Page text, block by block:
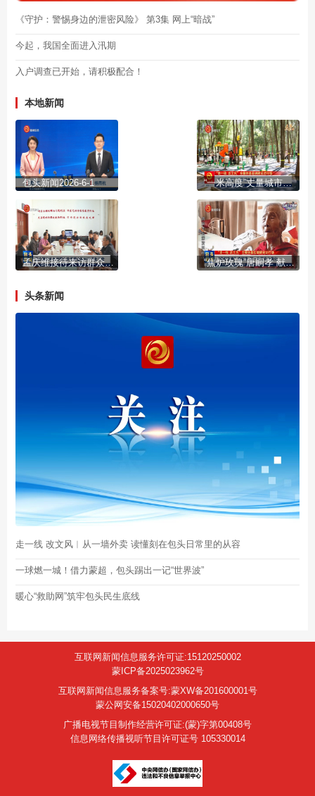
《守护：警惕身边的泄密风险》 第3集 网上“暗战”
今起，我国全面进入汛期
入户调查已开始，请积极配合！
本地新闻
包头新闻2026-6-1 “一米高度”丈量城市温度
孟庆维接待来访群众并调研金融纠纷调处工作 “焦炉玫瑰”唐嗣孝 献一生芳华为焦化
头条新闻
走一线 改文风︱从一墙外卖 读懂刻在包头日常里的从容
一球燃一城！借力蒙超，包头踢出一记“世界波”
暖心“救助网”筑牢包头民生底线
互联网新闻信息服务许可证:15120250002
蒙ICP备2025023962号
互联网新闻信息服务备案号:蒙XW备201600001号
蒙公网安备15020402000650号
广播电视节目制作经营许可证:(蒙)字第00408号
信息网络传播视听节目许可证号 105330014